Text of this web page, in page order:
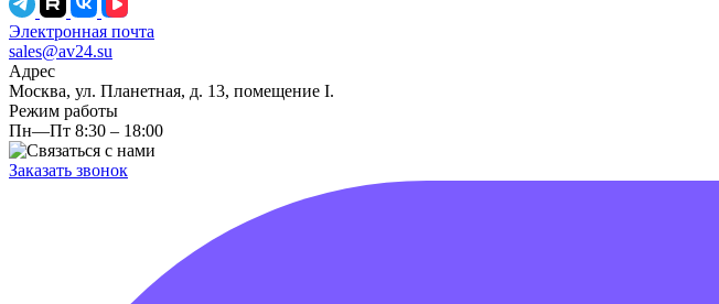
Электронная почта
sales@av24.su
Адрес
Москва, ул. Планетная, д. 13, помещение I.
Режим работы
Пн—Пт 8:30 – 18:00
Заказать звонок